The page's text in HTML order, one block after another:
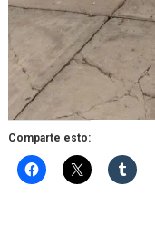
Comparte esto: